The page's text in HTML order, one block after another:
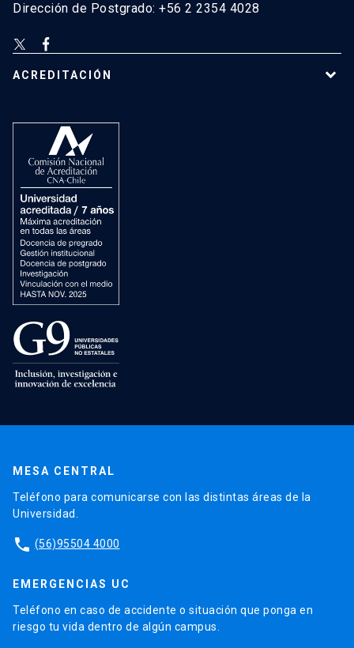
Dirección de Postgrado: +56 2 2354 4028
ACREDITACIÓN
MESA CENTRAL
Teléfono para comunicarse con las distintas áreas de la
Universidad.
phone (56)95504 4000
EMERGENCIAS UC
Teléfono en caso de accidente o situación que ponga en
riesgo tu vida dentro de algún campus.